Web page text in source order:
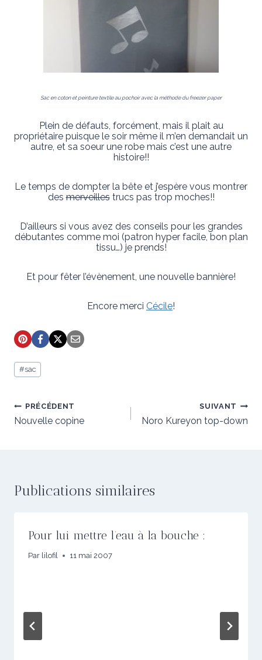
Sac en coton et peinture textile au pochoir avec la méthode du freezer paper
Plein de défauts, forcément, mais il plait au
propriétaire puisque le soir même il m’en demandait un
autre, et sa soeur une robe mais c’est une autre
histoire!!
Le temps de dompter la bête et j’espère vous montrer
desmerveillestrucs pas trop moches!!
D’ailleurs si vous avez des conseils pour les grandes
débutantes comme moi (patron hyper facile, bon plan
tissu…) je prends!
Et pour fêter l’évènement, une nouvelle bannière!
Encore merci Cécile!
Étiquettes
de
#sac
Navigation
de
PRÉCÉDENT
Nouvelle copine
SUIVANT
Noro Kureyon top-down
Publications similaires
Pour lui mettre l’eau à la bouche :
Par lilofil 11 mai 2007